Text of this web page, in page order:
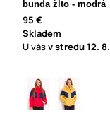
bunda žlto - modrá
95 €
Skladem
U vásv stredu12. 8.